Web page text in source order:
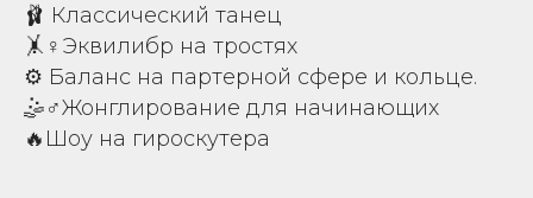
🩰 Классический танец
🤸♀Эквилибр на тростях
⚙️ Баланс на партерной сфере и кольце.
🤹♂Жонглирование для начинающих
🔥Шоу на гироскутера